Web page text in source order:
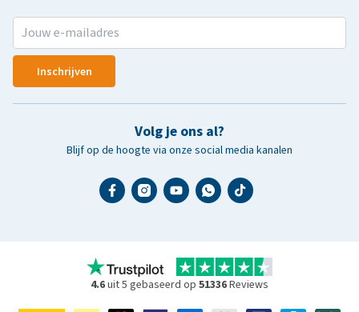
Inschrijven
Volg je ons al?
Blijf op de hoogte via onze social media kanalen
4.6uit 5 gebaseerd op 51336Reviews